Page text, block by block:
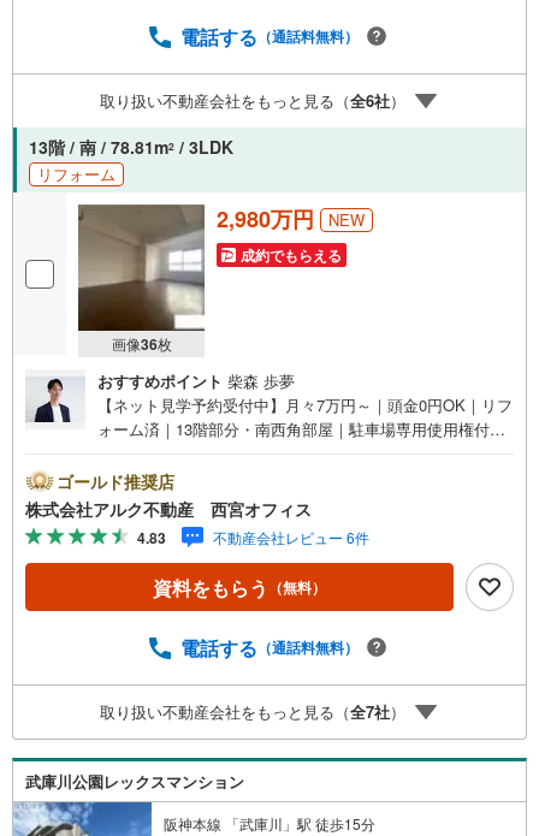
す。掲載中の物件に限らず、阪神間エリアを中心に幅広い
ただけます。住宅ローンに強く、事前審査のサポートや金
融機関のご提案、お客様一人ひとりに合わせた無理のない
資金計画のご提案までトータルでサポートいたします。ロ
ーンに不安のある方もお気軽にご相談ください。
電話する （通話料無料）
取り扱い不動産会社をもっと見る（全6社）
13階 / 南 / 78.81m2 / 3LDK
リフォーム
画像36枚
2,980万円 NEW
成約でもらえる
おすすめポイント 柴森 歩夢
【ネット見学予約受付中】月々7万円～｜頭金0円OK｜リフ
ォーム済｜13階部分・南西角部屋｜駐車場専用使用権付き
の高層階につき開放感良好！■南北2面バルコニー＋西側に
も窓を備えた3方開口！■専有面積78.81平米、ゆとりある3
LDK！■阪神本線「武庫川」駅徒歩約7分の便利な立地！■
専用使用駐車場1台付きでお車を利用される方にも便利！
【リフォーム内容（2025年10月末完成）】＜内装＞全面ク
ロス張替え/建具・床等補修＜その他＞ハウスクリーニング
3分の立地に店舗を構えております。掲載中の物件に限ら
子さま連れでも安心してご来店いただけます。住宅ローン
に強く、事前審査のサポートや金融機関のご提案、お客様
一人ひとりに合わせた無理のない資金計画のご提案までト
ータルでサポートいたします。ローンに不安のある方もお
気軽にご相談ください。
ゴールド推奨店
株式会社アルク不動産 西宮オフィス
4.83 不動産会社レビュー 6件
資料をもらう （無料）
電話する （通話料無料）
取り扱い不動産会社をもっと見る（全7社）
武庫川公園レックスマンション
阪神本線 「武庫川」駅 徒歩15分